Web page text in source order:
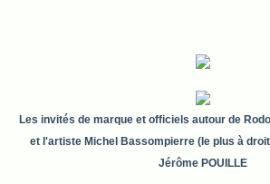
Les invités de marque et officiels autour de
et l'artiste Michel Bassompierre (le plus à
Jérôme POUILLE